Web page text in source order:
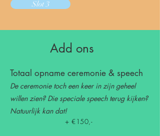
Slot 3
Add ons
Totaal opname ceremonie & speech
De ceremonie toch een keer in zijn geheel
willen zien? Die speciale speech terug kijken?
Natuurlijk kan dat!
+ €150,-